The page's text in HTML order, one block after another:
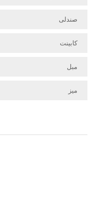
صندلی
کابینت
مبل
میز